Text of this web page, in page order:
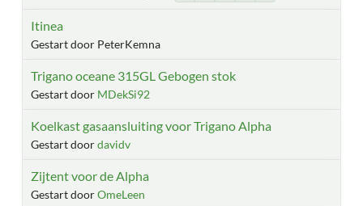
Itinea
Gestart door PeterKemna
Trigano oceane 315GL Gebogen stok
Gestart door MDekSi92
Koelkast gasaansluiting voor Trigano Alpha
Gestart doordavidv
Zijtent voor de Alpha
Gestart doorOmeLeen